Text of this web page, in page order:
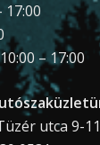
17:00
– 17:00
utca 9-